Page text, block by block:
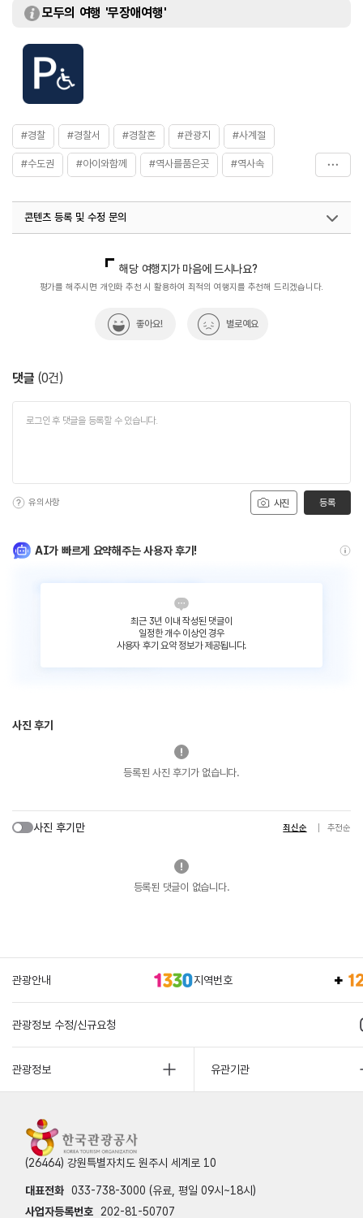
모두의 여행 '무장애여행'
#경찰 #경찰서 #경찰혼 #관광지 #사계절
#수도권 #아이와함께 #역사를품은곳 #역사속
#추모비 #친구와함께
콘텐츠 등록 및 수정 문의
열린관광콘텐츠팀(열린관광-모두의여행)
033-738-3425
해당 여행지가 마음에 드시나요?
평가를 해주시면 개인화 추천 시 활용하여 최적의 여행지를 추천해 드리겠습니다.
좋아요! 별로예요
댓글 (0건)
사진
유의사항 등록
AI가 빠르게 요약해주는 사용자 후기!
최근 3년 이내 작성된 댓글이
일정한 개수 이상인 경우
사용자 후기 요약 정보가 제공됩니다.
사진 후기
등록된 사진 후기가 없습니다.
사진 후기만 최신순 추천순
등록된 댓글이 없습니다.
관광안내 지역번호
관광정보 수정/신규요청
관광정보 유관기관
(26464) 강원특별자치도 원주시 세계로 10
대표전화 033-738-3000 (유료, 평일 09시~18시)
사업자등록번호
202-81-50707